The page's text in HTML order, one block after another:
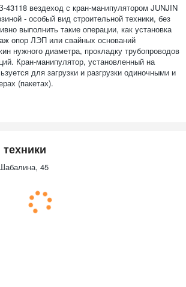
вездеход с кран-манипулятором JUNJIN
- особый вид строительной техники, без
выполнить такие операции, как установка
опор ЛЭП или свайных оснований
нужного диаметра, прокладку трубопроводов
Кран-манипулятор, установленный на
для загрузки и разгрузки одиночными и
(пакетах).
45